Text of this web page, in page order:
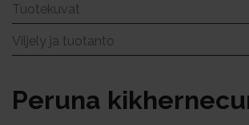
Tuotekuvat
Viljely ja tuotanto
Pe­ru­na